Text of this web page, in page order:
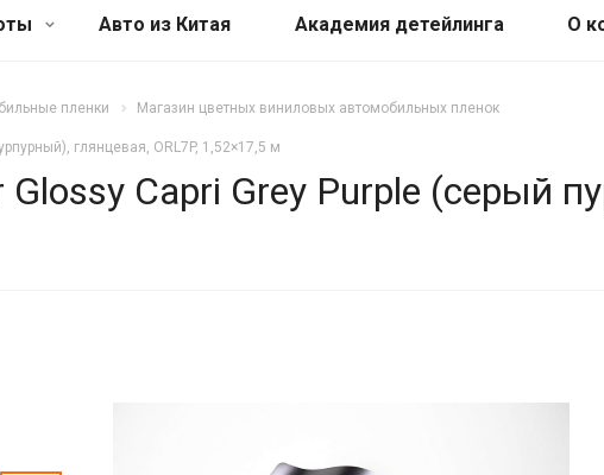
Авто из Китая Академия детейлинга О
пленки Магазин цветных виниловых автомобильных пленок
глянцевая, ORL7P, 1,52×17,5 м
Capri Grey Purple (серый